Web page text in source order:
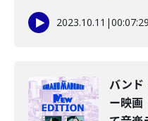
2023.10.11 |00:07:29
バンド
ー映画